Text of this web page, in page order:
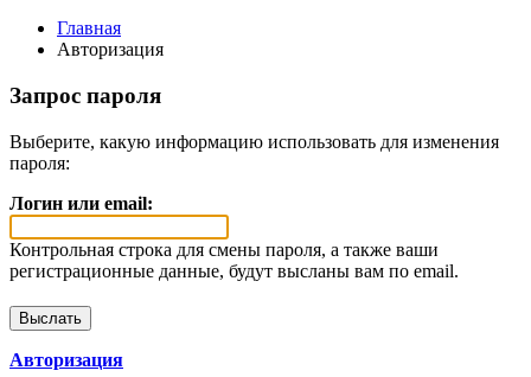
Главная
Авторизация
Запрос пароля
Выберите, какую информацию использовать для изменения
пароля:
Логин или email:
Контрольная строка для смены пароля, а также ваши
регистрационные данные, будут высланы вам по email.
Авторизация